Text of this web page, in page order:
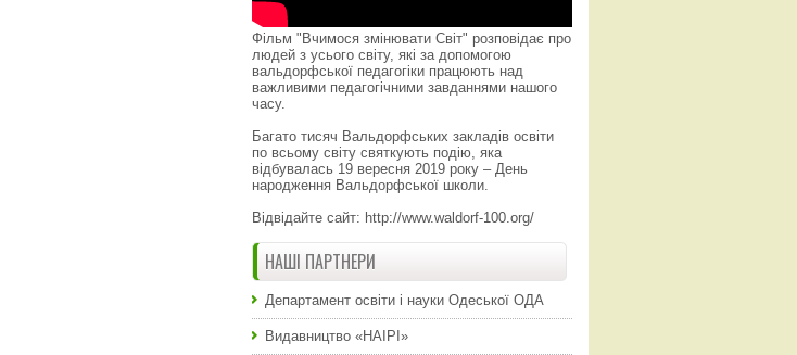
Фільм "Вчимося змінювати Світ" розповідає про
людей з усього світу, які за допомогою
вальдорфської педагогіки працюють над
важливими педагогічними завданнями нашого
часу.
Багато тисяч Вальдорфських закладів освіти
по всьому світу святкують подію, яка
відбувалась 19 вересня 2019 року – День
народження Вальдорфської школи.
Відвідайте сайт: http://www.waldorf-100.org/
НАШІ ПАРТНЕРИ
Департамент освіти і науки Одеської ОДА
Видавництво «НАІРІ»